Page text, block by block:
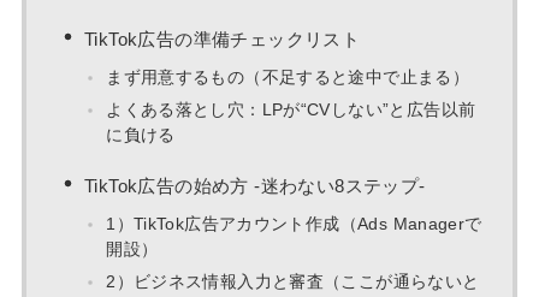
TikTok広告の準備チェックリスト
まず用意するもの（不足すると途中で止まる）
よくある落とし穴：LPが“CVしない”と広告以前
に負ける
TikTok広告の始め方 -迷わない8ステップ-
1）TikTok広告アカウント作成（Ads Managerで
開設）
2）ビジネス情報入力と審査（ここが通らないと